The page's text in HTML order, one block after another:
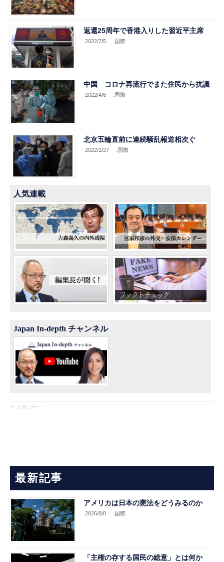
返還25周年で香港入りした習近平主席
2022/7/5 .国際
中国 コロナ再流行でまた住民から抗議
2022/4/6 .国際
北京五輪直前に連続騒乱報道相次ぐ
2022/1/27 .国際
人気連載
Japan In-depth チャンネル
※ スポンサー
最新記事
アメリカは日本の憲法をどうみるのか
2026/8/8 .国際
「主権の存する国民の総意」とは何か